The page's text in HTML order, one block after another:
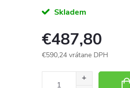
Skladem
€487,80
€590,24 vrátane DPH